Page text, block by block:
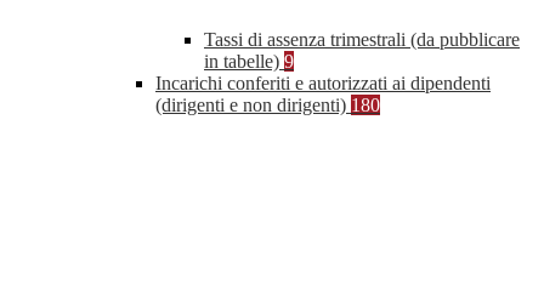
Tassi di assenza trimestrali (da pubblicare
in tabelle) 9
Incarichi conferiti e autorizzati ai dipendenti
(dirigenti e non dirigenti) 180